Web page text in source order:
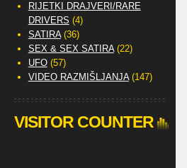
RIJETKI DRAJVERI/RARE
DRIVERS (4)
SATIRA(36)
SEX & SEX SATIRA(22)
UFO(57)
VIDEO RAZMIŠLJANJA(147)
VISITOR COUNTER